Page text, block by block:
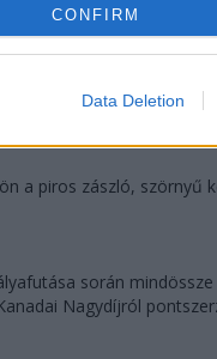
CONFIRM
Data Deletion
kanyart és
a piros zászló, szörnyű
során
Nagydíjról